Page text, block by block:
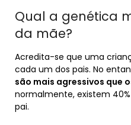
Qual a genética
da mãe?
Acredita-se que uma
cada um dos pais. No
são mais agressivos que
normalmente, existem
pai.